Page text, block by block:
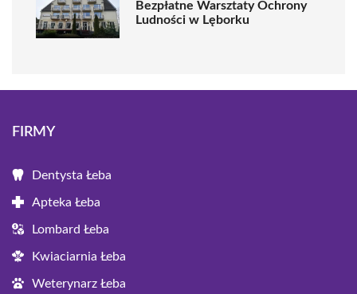
Bezpłatne Warsztaty Ochrony
Ludności w Lęborku
FIRMY
Dentysta Łeba
Apteka Łeba
Lombard Łeba
Kwiaciarnia Łeba
Weterynarz Łeba